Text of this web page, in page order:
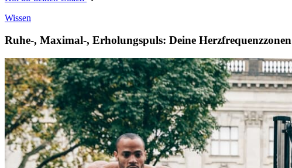
Wissen
Ruhe-, Maximal-, Erholungspuls: Deine Herzfrequenzzonen